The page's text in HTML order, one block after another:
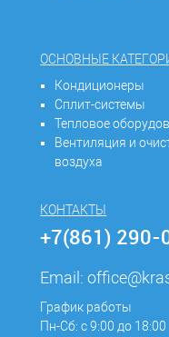
ОСНОВНЫЕ
Кондиционеры
Сплит-системы
Тепловое
Вентиляция и
воздуха
КОНТАКТЫ
+7(861) 290-
Email:
График работы
Пн-Сб: с 9:00 до 18:00